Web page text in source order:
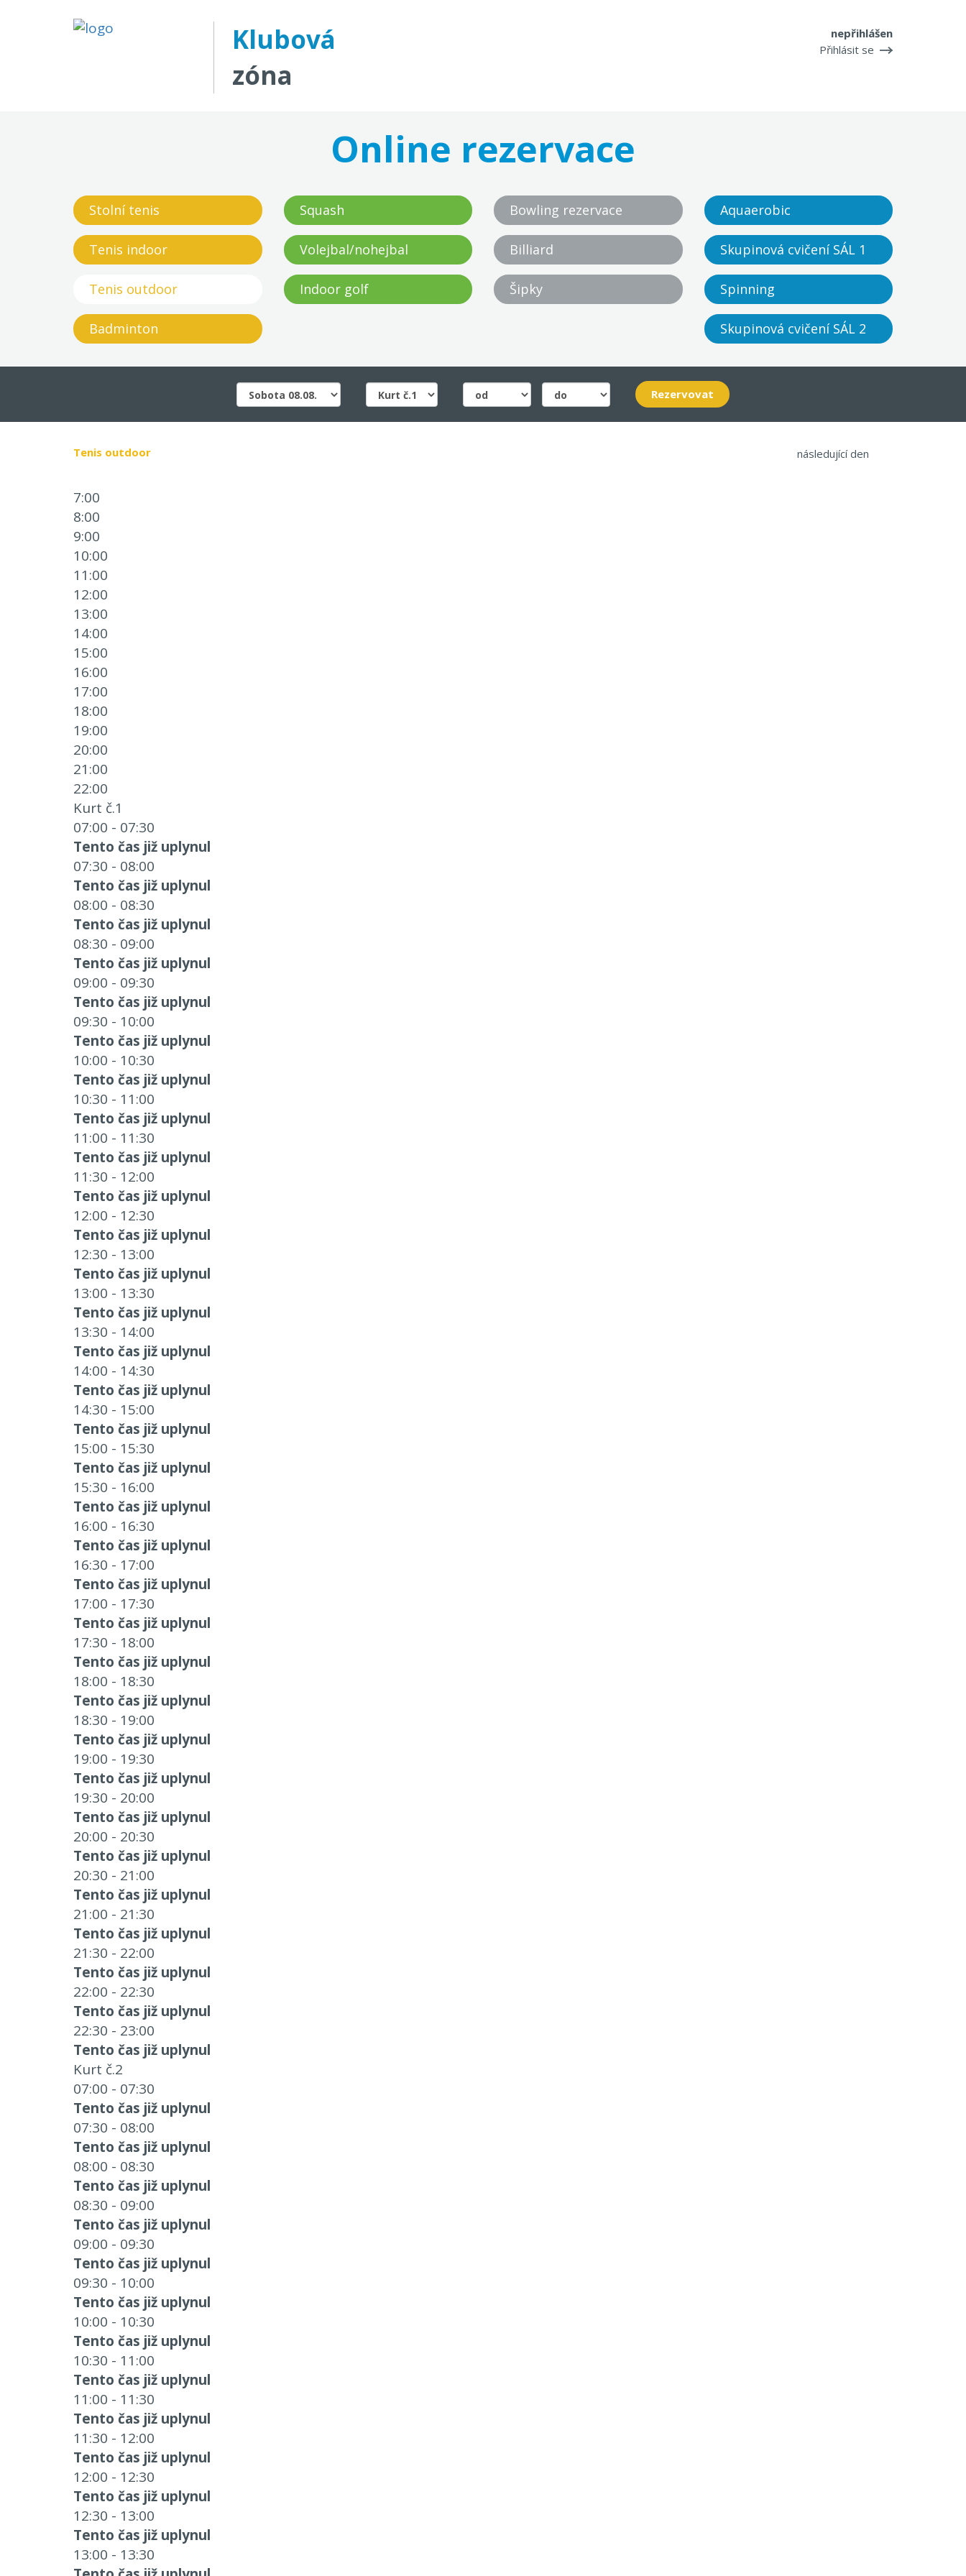
Klubová
zóna
nepřihlášen
Přihlásit se
Online rezervace
Stolní tenis
Tenis indoor
Tenis outdoor
Badminton
Squash
Volejbal/nohejbal
Indoor golf
Bowling rezervace
Billiard
Šipky
Aquaerobic
Skupinová cvičení SÁL 1
Spinning
Skupinová cvičení SÁL 2
Rezervovat
Tenis outdoor následující den
7:00
8:00
9:00
10:00
11:00
12:00
13:00
14:00
15:00
16:00
17:00
18:00
19:00
20:00
21:00
22:00
Kurt č.1
07:00 - 07:30
Tento čas již uplynul
07:30 - 08:00
Tento čas již uplynul
08:00 - 08:30
Tento čas již uplynul
08:30 - 09:00
Tento čas již uplynul
09:00 - 09:30
Tento čas již uplynul
09:30 - 10:00
Tento čas již uplynul
10:00 - 10:30
Tento čas již uplynul
10:30 - 11:00
Tento čas již uplynul
11:00 - 11:30
Tento čas již uplynul
11:30 - 12:00
Tento čas již uplynul
12:00 - 12:30
Tento čas již uplynul
12:30 - 13:00
Tento čas již uplynul
13:00 - 13:30
Tento čas již uplynul
13:30 - 14:00
Tento čas již uplynul
14:00 - 14:30
Tento čas již uplynul
14:30 - 15:00
Tento čas již uplynul
15:00 - 15:30
Tento čas již uplynul
15:30 - 16:00
Tento čas již uplynul
16:00 - 16:30
Tento čas již uplynul
16:30 - 17:00
Tento čas již uplynul
17:00 - 17:30
Tento čas již uplynul
17:30 - 18:00
Tento čas již uplynul
18:00 - 18:30
Tento čas již uplynul
18:30 - 19:00
Tento čas již uplynul
19:00 - 19:30
Tento čas již uplynul
19:30 - 20:00
Tento čas již uplynul
20:00 - 20:30
Tento čas již uplynul
20:30 - 21:00
Tento čas již uplynul
21:00 - 21:30
Tento čas již uplynul
21:30 - 22:00
Tento čas již uplynul
22:00 - 22:30
Tento čas již uplynul
22:30 - 23:00
Tento čas již uplynul
Kurt č.2
07:00 - 07:30
Tento čas již uplynul
07:30 - 08:00
Tento čas již uplynul
08:00 - 08:30
Tento čas již uplynul
08:30 - 09:00
Tento čas již uplynul
09:00 - 09:30
Tento čas již uplynul
09:30 - 10:00
Tento čas již uplynul
10:00 - 10:30
Tento čas již uplynul
10:30 - 11:00
Tento čas již uplynul
11:00 - 11:30
Tento čas již uplynul
11:30 - 12:00
Tento čas již uplynul
12:00 - 12:30
Tento čas již uplynul
12:30 - 13:00
Tento čas již uplynul
13:00 - 13:30